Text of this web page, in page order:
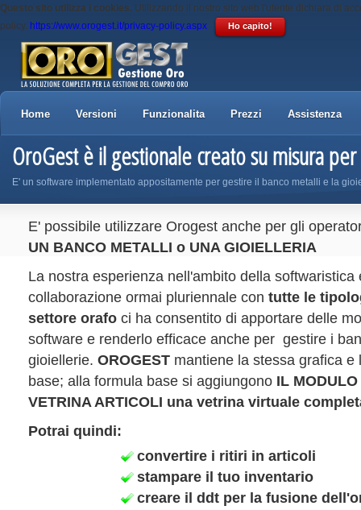
Questo sito utilizza i cookies. Utilizzando il nostro sito web l'utente dichiara di
policy. https://www.orogest.it/privacy-policy.aspx Ho capito!
Home Versioni Funzionalita Prezzi Assistenza
OroGest è il gestionale creato su misura
E' un software implementato appositamente per gestire il banco metalli e la
E' possibile utilizzare Orogest anche per gli
UN BANCO METALLI o UNA GIOIELLERIA
La nostra esperienza nell'ambito della softwaristica
collaborazione ormai pluriennale con tutte le
settore orafo ci ha consentito di apportare delle
software e renderlo efficace anche per gestire i
gioiellerie. OROGEST mantiene la stessa grafica e
base; alla formula base si aggiungono IL
VETRINA ARTICOLI una vetrina virtuale
Potrai quindi:
convertire i ritiri in articoli
stampare il tuo inventario
creare il ddt per la fusione